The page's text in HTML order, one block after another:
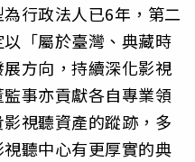
行政法人已6年，第二
「屬於臺灣、典藏時
方向，持續深化影視
事亦貢獻各自專業領
視聽資產的蹤跡，多
聽中心有更厚實的典